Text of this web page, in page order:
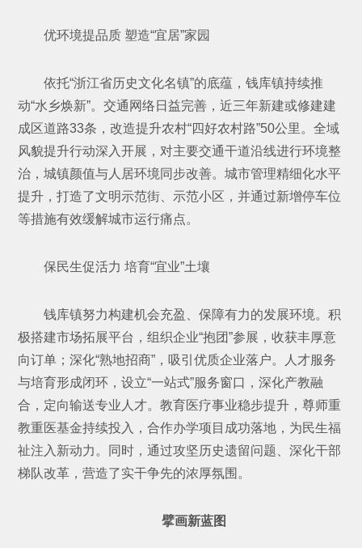
优环境提品质 塑造“宜居”家园
依托“浙江省历史文化名镇”的底蕴，钱库镇持续推
动“水乡焕新”。交通网络日益完善，近三年新建或修建建
成区道路33条，改造提升农村“四好农村路”50公里。全域
风貌提升行动深入开展，对主要交通干道沿线进行环境整
治，城镇颜值与人居环境同步改善。城市管理精细化水平
提升，打造了文明示范街、示范小区，并通过新增停车位
等措施有效缓解城市运行痛点。
保民生促活力 培育“宜业”土壤
钱库镇努力构建机会充盈、保障有力的发展环境。积
极搭建市场拓展平台，组织企业“抱团”参展，收获丰厚意
向订单；深化“熟地招商”，吸引优质企业落户。人才服务
与培育形成闭环，设立“一站式”服务窗口，深化产教融
合，定向输送专业人才。教育医疗事业稳步提升，尊师重
教重医基金持续投入，合作办学项目成功落地，为民生福
祉注入新动力。同时，通过攻坚历史遗留问题、深化干部
梯队改革，营造了实干争先的浓厚氛围。
擘画新蓝图